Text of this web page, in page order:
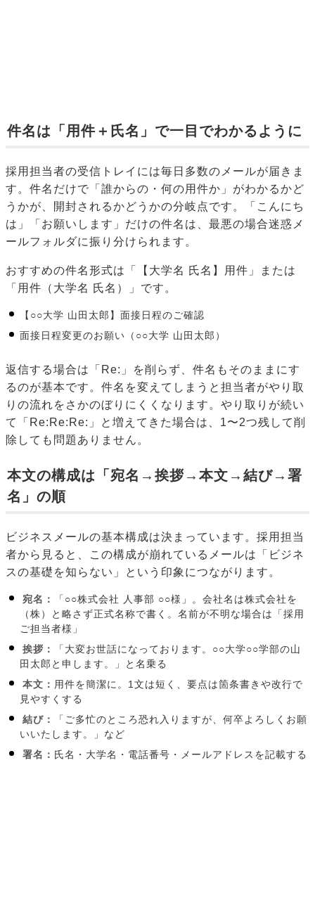
件名は「用件＋氏名」で一目でわかるように
採用担当者の受信トレイには毎日多数のメールが届きま
す。件名だけで「誰からの・何の用件か」がわかるかど
うかが、開封されるかどうかの分岐点です。「こんにち
は」「お願いします」だけの件名は、最悪の場合迷惑メ
ールフォルダに振り分けられます。
おすすめの件名形式は「【大学名 氏名】用件」または
「用件（大学名 氏名）」です。
【○○大学 山田太郎】面接日程のご確認
面接日程変更のお願い（○○大学 山田太郎）
返信する場合は「Re:」を削らず、件名もそのままにす
るのが基本です。件名を変えてしまうと担当者がやり取
りの流れをさかのぼりにくくなります。やり取りが続い
て「Re:Re:Re:」と増えてきた場合は、1〜2つ残して削
除しても問題ありません。
本文の構成は「宛名→挨拶→本文→結び→署
名」の順
ビジネスメールの基本構成は決まっています。採用担当
者から見ると、この構成が崩れているメールは「ビジネ
スの基礎を知らない」という印象につながります。
宛名：
「○○株式会社 人事部 ○○様」。会社名は株式会社を
（株）と略さず正式名称で書く。名前が不明な場合は「採用
ご担当者様」
挨拶：
「大変お世話になっております。○○大学○○学部の山
田太郎と申します。」と名乗る
本文： 用件を簡潔に。1文は短く、要点は箇条書きや改行で
見やすくする
結び：
「ご多忙のところ恐れ入りますが、何卒よろしくお願
いいたします。」など
署名： 氏名・大学名・電話番号・メールアドレスを記載する